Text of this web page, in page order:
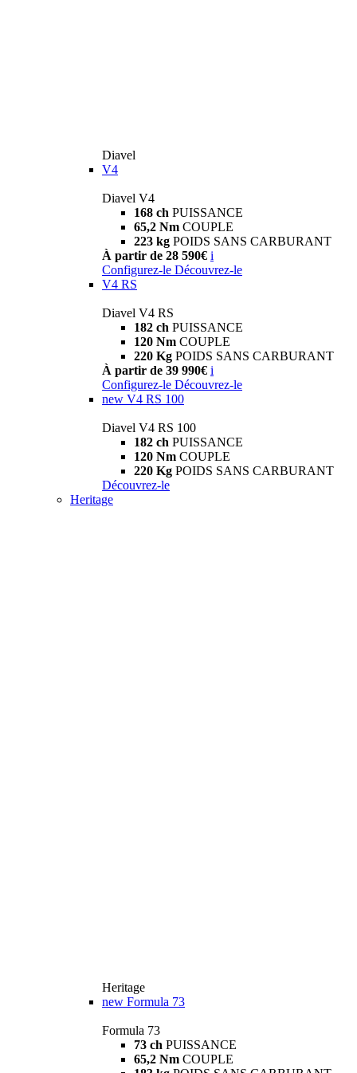
Diavel
V4
Diavel V4
168 ch PUISSANCE
65,2 Nm COUPLE
223 kg POIDS SANS CARBURANT
À partir de 28 590€ i
Configurez-le Découvrez-le
V4 RS
Diavel V4 RS
182 ch PUISSANCE
120 Nm COUPLE
220 Kg POIDS SANS CARBURANT
À partir de 39 990€ i
Configurez-le Découvrez-le
new V4 RS 100
Diavel V4 RS 100
182 ch PUISSANCE
120 Nm COUPLE
220 Kg POIDS SANS CARBURANT
Découvrez-le
Heritage
Heritage
new Formula 73
Formula 73
73 ch PUISSANCE
65,2 Nm COUPLE